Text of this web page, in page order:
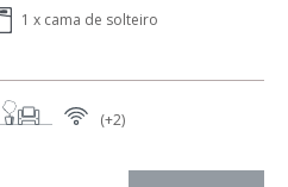
1 x cama de solteiro
(+2)